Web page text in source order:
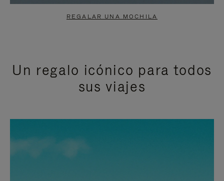
REGALAR UNA MOCHILA
Un regalo icónico para todos
sus viajes